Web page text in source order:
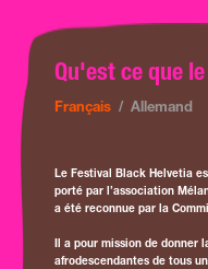
Qu'est ce que
Français / Allemand
Le Festival Black Helvetia
porté par l’association
a été reconnue par la
Il a pour mission de donner
afrodescendantes de tous